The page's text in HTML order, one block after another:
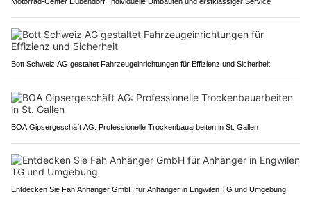
Bott Schweiz AG gestaltet Fahrzeugeinrichtungen für Effizienz und Sicherheit
BOA Gipsergeschäft AG: Professionelle Trockenbauarbeiten in St. Gallen
Entdecken Sie Fäh Anhänger GmbH für Anhänger in Engwilen TG und Umgebung